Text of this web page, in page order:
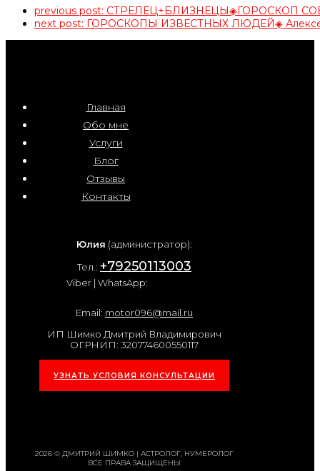
previous post: СТРЕЛЕЦ+БЛИЗНЕЦЫ◈ГОРОСКОП
next post: ГОРОСКОПЫ ИЗВЕСТНЫХ ЛЮДЕЙ◈
Главная
Обо мне
Услуги
Блог
Отзывы
Контакты
Юлия (администратор):
Тел.: +79250113003
Viber | WhatsApp:
Email: motor096@mail.ru
ИП Шимко Дмитрий Владимирович
ОГРНИП: 320774600550117
УЗНАТЬ УСЛОВИЯ КОНСУЛЬТАЦИИ
2026 © ДМИТРИЙ ШИМКО | АСТРОЛОГ, НУМЕРОЛОГ
ВСЕ ПРАВА ЗАЩИЩЕНЫ